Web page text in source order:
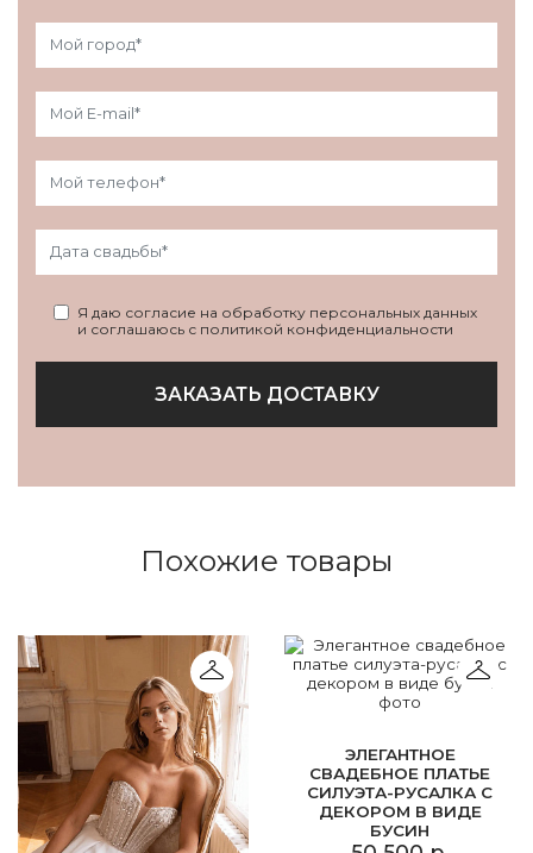
Я даю согласие на обработку персональных данных
и соглашаюсь с политикой конфиденциальности
ЗАКАЗАТЬ ДОСТАВКУ
Похожие товары
ЭЛЕГАНТНОЕ
СВАДЕБНОЕ ПЛАТЬЕ
СИЛУЭТА-РУСАЛКА С
ДЕКОРОМ В ВИДЕ
БУСИН